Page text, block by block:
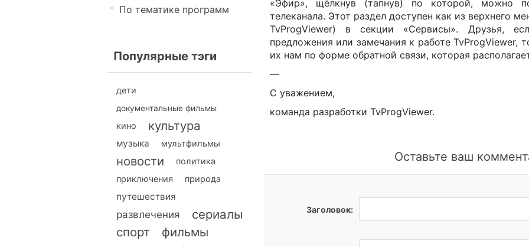
По тематике программ
Популярные тэги
дети
документальные фильмы
кино культура
музыка мультфильмы
новости
политика
приключения
природа
путешествия
развлечения
сериалы
спорт
фильмы
«Эфир», щёлкнув (тапнув) по которой, можно
телеканала. Этот раздел доступен как из верхнего
TvProgViewer) в секции «Сервисы». Друзья,
предложения или замечания к работе TvProgViewer,
их нам по форме обратной связи, которая
—
С уважением,
команда разработки TvProgViewer.
Оставьте ваш
Заголовок: